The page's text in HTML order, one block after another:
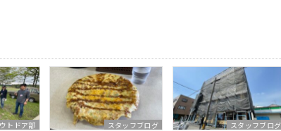
トドア部
スタッフブログ
スタッフブログ